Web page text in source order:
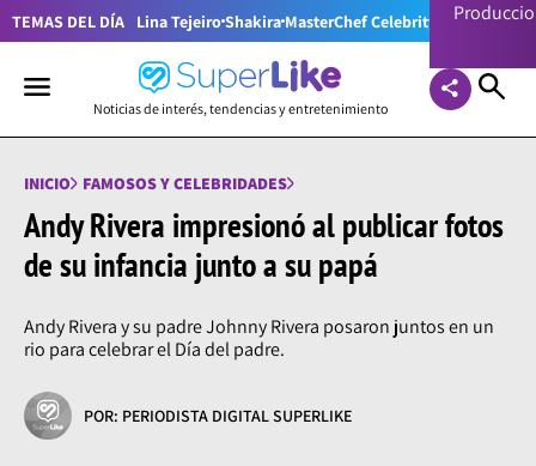
TEMAS DEL DÍA Lina TejeiroShakira MasterChef Celebrity Colombia
Noticias de interés, tendencias y entretenimiento
INICIO FAMOSOS Y CELEBRIDADES
Andy Rivera impresionó al publicar fotos
de su infancia junto a su papá
Andy Rivera y su padre Johnny Rivera posaron juntos en un
rio para celebrar el Día del padre.
POR: PERIODISTA DIGITAL SUPERLIKE